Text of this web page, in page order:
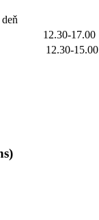
12.30-17.00
12.30-15.00